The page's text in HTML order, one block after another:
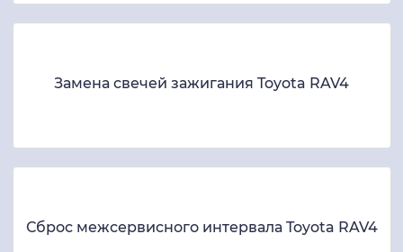
Замена свечей зажигания Toyota RAV4
Сброс межсервисного интервала Toyota RAV4